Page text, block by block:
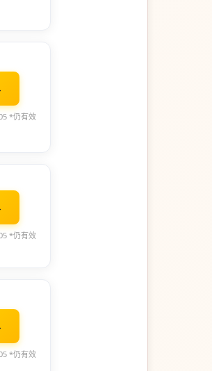
*仍有效
*仍有效
*仍有效